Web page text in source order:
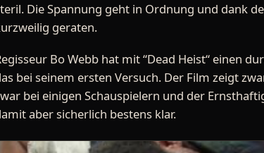
Die Spannung geht in Ordnung und dank
geraten.
Bo Webb hat mit “Dead Heist“ einen
bei seinem ersten Versuch. Der Film zeigt
bei einigen Schauspielern und der
aber sicherlich bestens klar.